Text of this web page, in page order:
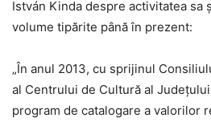
István Kinda despre activitatea sa
volume tipărite până în prezent:
„În anul 2013, cu sprijinul
al Centrului de Cultură al
program de catalogare a valorilor